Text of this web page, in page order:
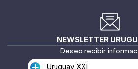
NEWSLETTER
Deseo recibir
Uruguay XXI